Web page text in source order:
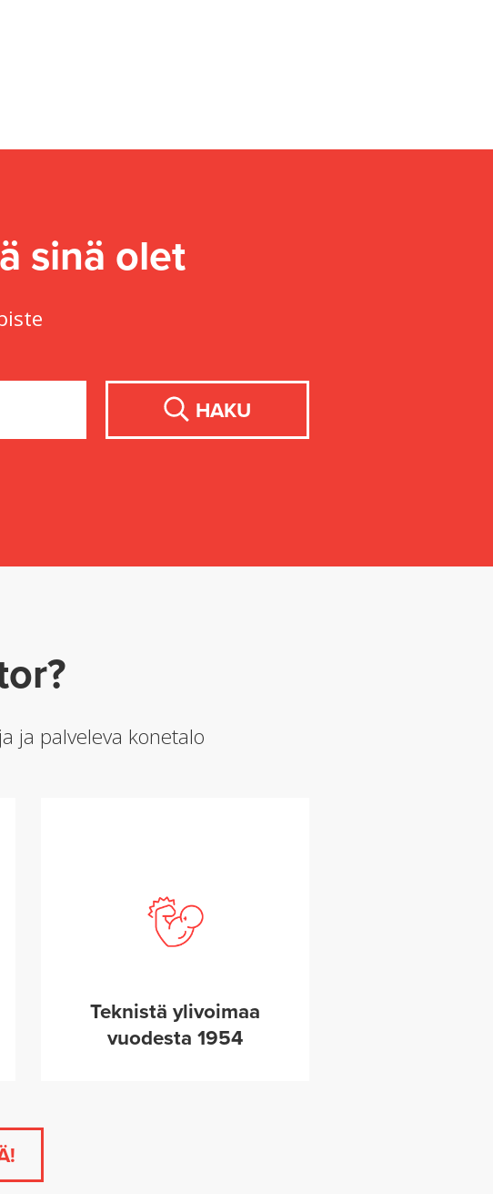
sinä olet
HAKU
ja palveleva konetalo
Teknistä ylivoimaa
vuodesta 1954